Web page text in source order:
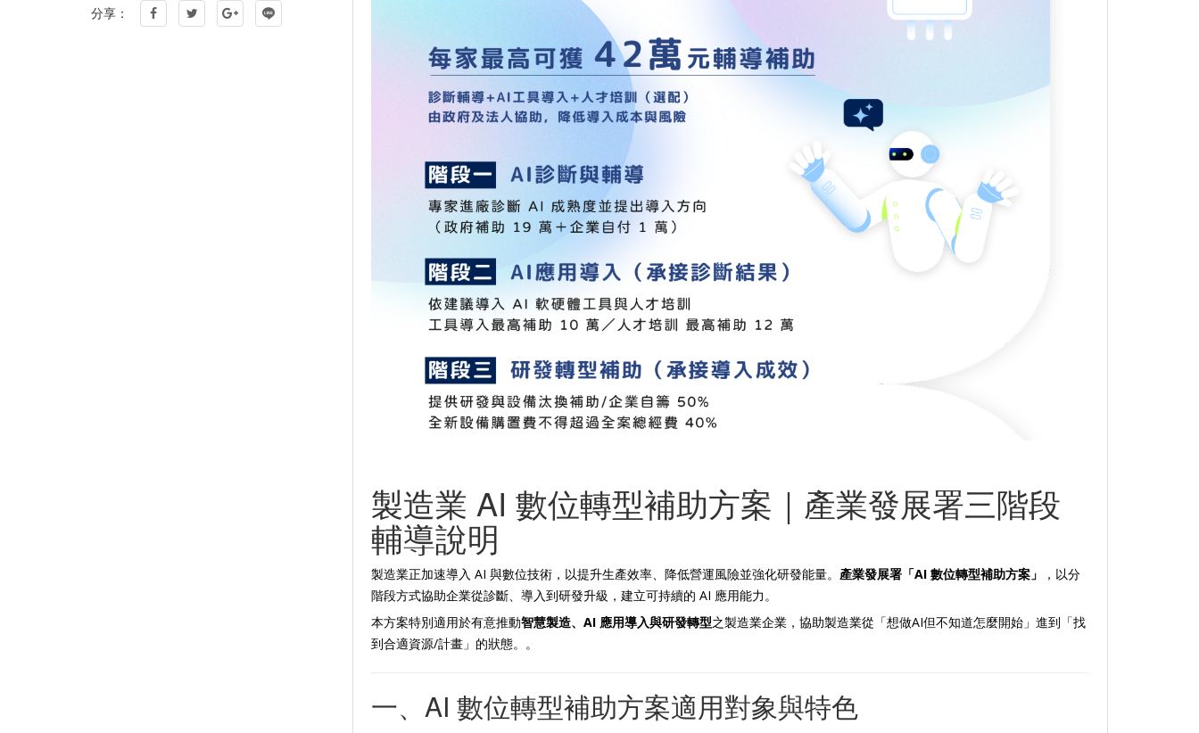
製造業 AI 數位轉型補助方案｜產業發展署三階段
輔導說明
製造業正加速導入 AI 與數位技術，以提升生產效率、降低營運風險並強化研發能量。 產業發展署「AI 數位轉型補助方案」
，以分
階段方式協助企業從診斷、導入到研發升級，建立可持續的 AI 應用能力。
本方案特別適用於有意推動智慧製造、AI 應用導入與研發轉型之製造業企業，協助製造業從「想做AI但不知道怎麼開始」進到「找
到合適資源/計畫」的狀態。。
一、AI 數位轉型補助方案適用對象與特色
分享：